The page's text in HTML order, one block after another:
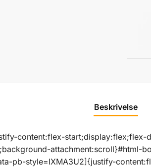
Beskrivelse
content:flex-
attachment:scroll}#html-
pb-style=IXMA3U2]{justify-